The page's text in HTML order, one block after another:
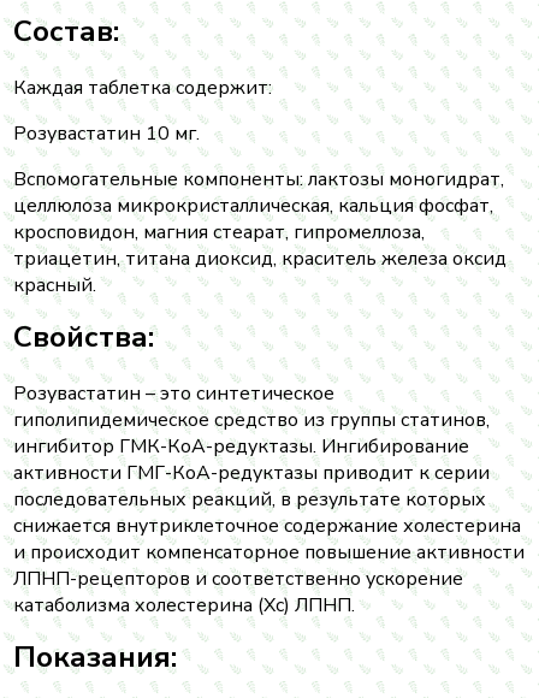
Состав:
Каждая таблетка содержит:
Розувастатин 10 мг.
Вспомогательные компоненты: лактозы моногидрат,
целлюлоза микрокристаллическая, кальция фосфат,
кросповидон, магния стеарат, гипромеллоза,
триацетин, титана диоксид, краситель железа оксид
красный.
Свойства:
Розувастатин – это синтетическое
гиполипидемическое средство из группы статинов,
ингибитор ГМК-КоА-редуктазы. Ингибирование
активности ГМГ-КоА-редуктазы приводит к серии
последовательных реакций, в результате которых
снижается внутриклеточное содержание холестерина
и происходит компенсаторное повышение активности
ЛПНП-рецепторов и соответственно ускорение
катаболизма холестерина (Xc) ЛПНП.
Показания: